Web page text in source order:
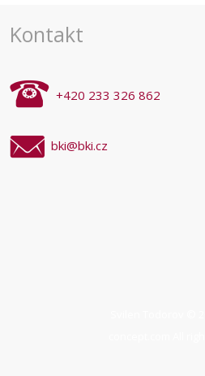
Kontakt
+420 233 326 862
bki@bki.cz